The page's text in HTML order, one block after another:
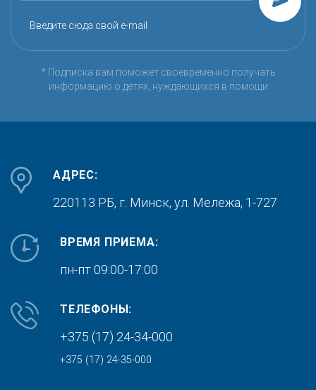
Введите сюда свой e-mail
* Подписка вам поможет своевременно получать
информацию о детях, нуждающихся в помощи
АДРЕС:
220113 РБ, г. Минск, ул. Мележа, 1-727
ВРЕМЯ ПРИЕМА:
пн-пт 09:00-17:00
ТЕЛЕФОНЫ:
+375 (17) 24-34-000
+375 (17) 24-35-000